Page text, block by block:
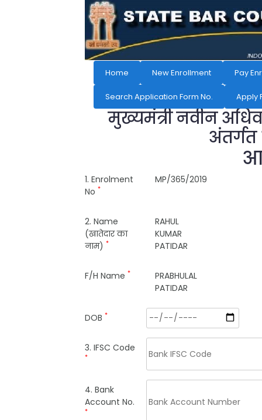
Home New Enrollment Pay
Search Application Form No. Apply
मुख्यमंत्री नवीन
अंतर्गत
1. Enrolment
No *
MP/365/2019
2. Name
(खातेदार का
नाम) *
RAHUL
KUMAR
PATIDAR
F/H Name *
PRABHULAL
PATIDAR
DOB *
3. IFSC Code
*
4. Bank
Account No.
*